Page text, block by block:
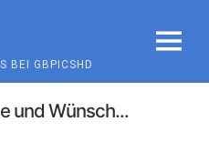
BEI GBPICSHD
MENU
und Wünsch...